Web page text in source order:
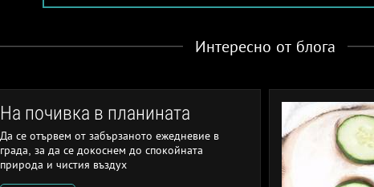
Интересно от блога
На почивка в планината
Да се отървем от забързаното ежедневие в
града, за да се докоснем до спокойната
природа и чистия въздух